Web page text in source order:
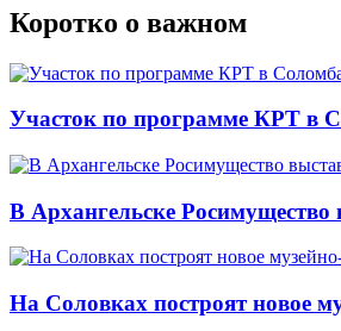
Коротко о важном
Участок по программе КРТ в
В Архангельске
На Соловках построят новое